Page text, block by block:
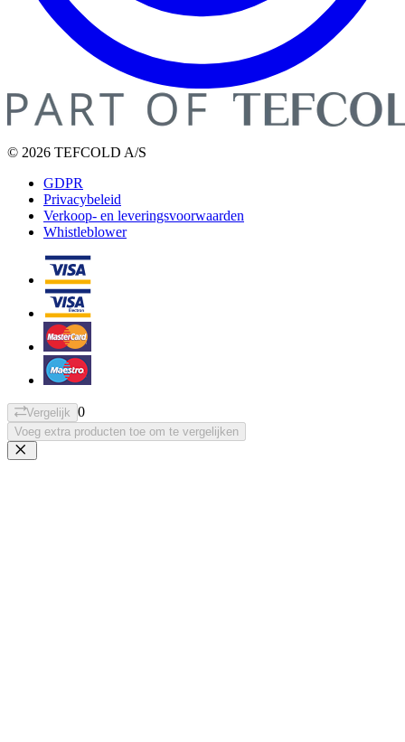
© 2026 TEFCOLD A/S
GDPR
Privacybeleid
Verkoop- en leveringsvoorwaarden
Whistleblower
Vergelijk 0
Voeg extra producten toe om te vergelijken